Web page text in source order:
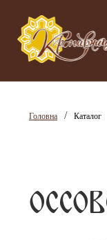
Головна / Каталог